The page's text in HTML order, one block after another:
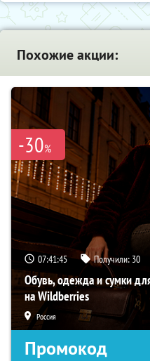
Похожие акции:
-30%
07:41:44 Получили: 30
Обувь, одежда и сумки
на Wildberries
Россия
Промокод